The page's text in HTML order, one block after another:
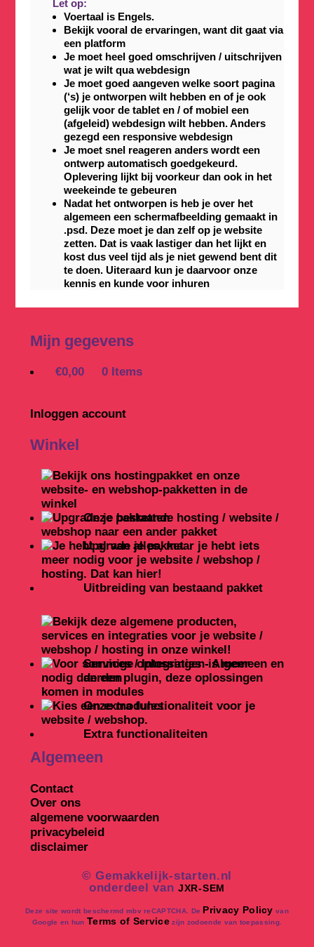
Let op:
Voertaal is Engels.
Bekijk vooral de ervaringen, want dit gaat via
een platform
Je moet heel goed omschrijven / uitschrijven
wat je wilt qua webdesign
Je moet goed aangeven welke soort pagina
(‘s) je ontworpen wilt hebben en of je ook
gelijk voor de tablet en / of mobiel een
(afgeleid) webdesign wilt hebben. Anders
gezegd een responsive webdesign
Je moet snel reageren anders wordt een
ontwerp automatisch goedgekeurd.
Oplevering lijkt bij voorkeur dan ook in het
weekeinde te gebeuren
Nadat het ontworpen is heb je over het
algemeen een schermafbeelding gemaakt in
.psd. Deze moet je dan zelf op je website
zetten. Dat is vaak lastiger dan het lijkt en
kost dus veel tijd als je niet gewend bent dit
te doen. Uiteraard kun je daarvoor onze
kennis en kunde voor inhuren
Mijn gegevens
€0,00 0 Items
Inloggen account
Winkel
Onze pakketten
Upgrade je pakket
Uitbreiding van bestaand pakket
Services / Integraties - Algemeen en
derden
Onze modules
Extra functionaliteiten
Algemeen
Contact
Over ons
algemene voorwaarden
privacybeleid
disclaimer
©Gemakkelijk-starten.nl
onderdeel van JXR-SEM
Deze site wordt beschermd mbv reCAPTCHA. De Privacy Policy van
Google en hun Terms of Service zijn zodoende van toepassing.